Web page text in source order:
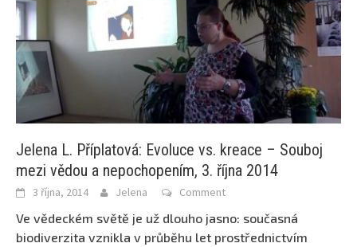
Jelena L. Příplatová: Evoluce vs. kreace – Souboj
mezi vědou a nepochopením, 3. října 2014
3 října, 2014 Jelena Comment
Ve vědeckém světě je už dlouho jasno: současná
biodiverzita vznikla v průběhu let prostřednictvím